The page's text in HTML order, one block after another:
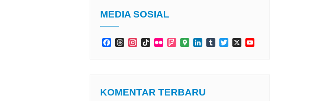
MEDIA SOSIAL
FacebookThreadsInstagramTikTokFlickr Foursquare
GoogleLinkedInTumblrTwitter
X
KOMENTAR TERBARU